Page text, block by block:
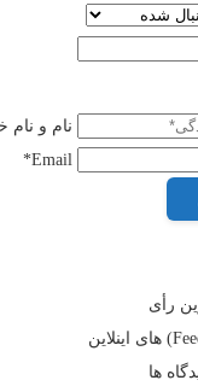
نام و نام
Email*
رأی
ها